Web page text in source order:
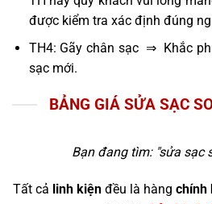
được kiểm tra xác định đúng
TH4: Gãy chân sạc ⇒ Khắc
sạc mới.
BẢNG GIÁ SỬA SẠC
Bạn đang tìm: "sửa sạc
Tất cả linh kiện đều là hàng chính